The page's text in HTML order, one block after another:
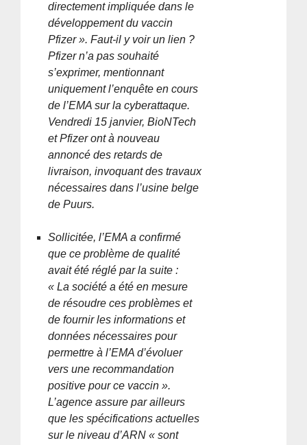
directement impliquée dans le
développement du vaccin
Pfizer ». Faut-il y voir un lien ?
Pfizer n’a pas souhaité
s’exprimer, mentionnant
uniquement l’enquête en cours
de l’EMA sur la cyberattaque.
Vendredi 15 janvier, BioNTech
et Pfizer ont à nouveau
annoncé des retards de
livraison, invoquant des travaux
nécessaires dans l’usine belge
de Puurs.
Sollicitée, l’EMA a confirmé
que ce problème de qualité
avait été réglé par la suite :
« La société a été en mesure
de résoudre ces problèmes et
de fournir les informations et
données nécessaires pour
permettre à l’EMA d’évoluer
vers une recommandation
positive pour ce vaccin ».
L’agence assure par ailleurs
que les spécifications actuelles
sur le niveau d’ARN « sont